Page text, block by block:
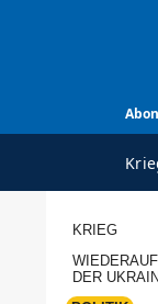
KRIEG
DER